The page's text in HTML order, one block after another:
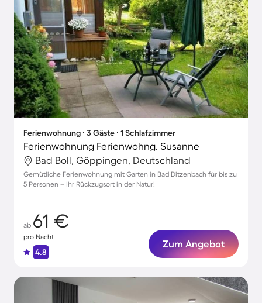
Ferienwohnung ∙ 3 Gäste ∙ 1 Schlafzimmer
Ferienwohnung Ferienwohng. Susanne
Bad Boll, Göppingen, Deutschland
Gemütliche Ferienwohnung mit Garten in Bad Ditzenbach für bis zu
5 Personen – Ihr Rückzugsort in der Natur!
ab 61 €
pro Nacht
4.8
Zum Angebot